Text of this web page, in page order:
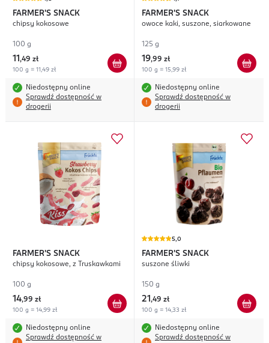
FARMER'S SNACK
chipsy kokosowe
100 g
11 ,49 zł
100 g = 11,49 zł
Niedostępny online
Sprawdź dostępność w
drogerii
FARMER'S SNACK
owoce kaki, suszone, siarkowane
125 g
19,99 zł
100 g = 15,99 zł
Niedostępny online
Sprawdź dostępność w
drogerii
FARMER'S SNACK
chipsy kokosowe, z Truskawkami
100 g
14,99 zł
100 g = 14,99 zł
Niedostępny online
Sprawdź dostępność w
5,0
FARMER'S SNACK
suszone śliwki
150 g
21 ,49 zł
100 g = 14,33 zł
Niedostępny online
Sprawdź dostępność w